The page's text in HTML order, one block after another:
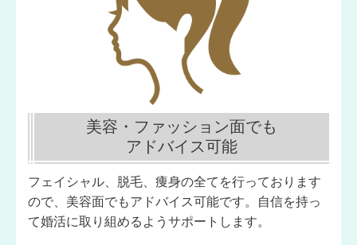
美容・ファッション面でも
アドバイス可能
フェイシャル、脱毛、痩身の全てを行っております
ので、美容面でもアドバイス可能です。自信を持っ
て婚活に取り組めるようサポートします。